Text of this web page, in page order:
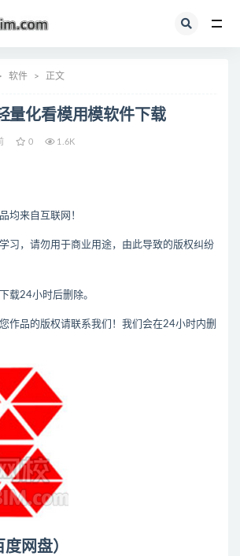
软件 正文
量化看模用模软件下载
0 1.6K
均来自互联网！
习，请勿用于商业用途，由此导致的版权纠纷
载24小时后删除。
作品的版权请联系我们！我们会在24小时内删
度网盘）